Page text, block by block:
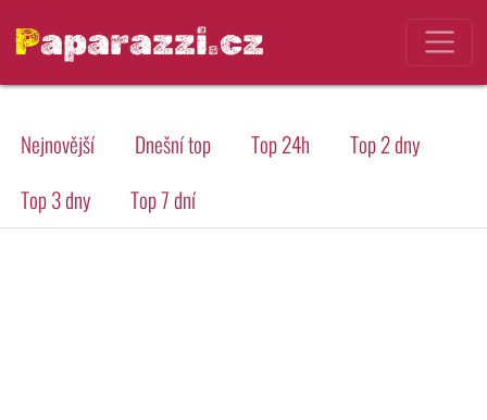
Paparazzi.cz
Nejnovější Dnešní top Top 24h
Top 2 dny
Top 3 dny
Top 7 dní